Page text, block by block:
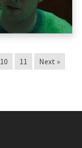
10 11 Next »